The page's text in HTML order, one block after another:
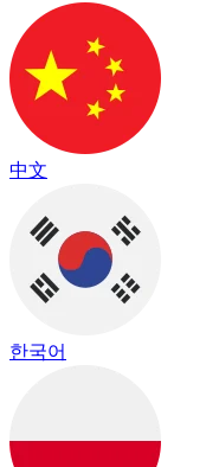
中文
한국어